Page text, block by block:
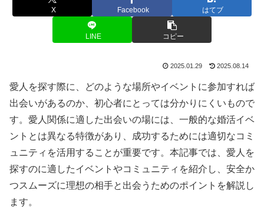
X Facebook はてブ
LINE コピー
2025.01.29 2025.08.14
愛人を探す際に、どのような場所やイベントに参加すれば
出会いがあるのか、初心者にとっては分かりにくいもので
す。愛人関係に適した出会いの場には、一般的な婚活イベ
ントとは異なる特徴があり、成功するためには適切なコミ
ュニティを活用することが重要です。本記事では、愛人を
探すのに適したイベントやコミュニティを紹介し、安全か
つスムーズに理想の相手と出会うためのポイントを解説し
ます。